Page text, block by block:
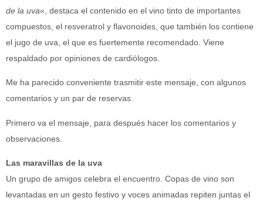
de la uva«, destaca el contenido en el vino tinto de importantes
compuestos, el resveratrol y flavonoides, que también los contiene
el jugo de uva, el que es fuertemente recomendado. Viene
respaldado por opiniones de cardiólogos.
Me ha parecido conveniente trasmitir este mensaje, con algunos
comentarios y un par de reservas.
Primero va el mensaje, para después hacer los comentarios y
observaciones.
Las maravillas de la uva
Un grupo de amigos celebra el encuentro. Copas de vino son
levantadas en un gesto festivo y voces animadas repiten juntas el